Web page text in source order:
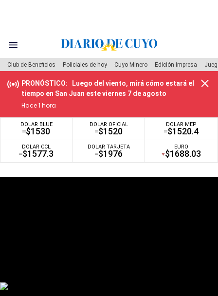
Club de Beneficios Policiales de hoy Cuyo Minero Edición impresa
PRONÓSTICO
Luego del viento, mirá cómo estará el
tiempo en San Juan este viernes 7 de agosto
Hace 1 hora
DOLAR BLUE
$1530
DOLAR OFICIAL
$1520
DOLAR MEP
$1520.4
DOLAR CCL
$1577.3
DOLAR TARJETA
$1976
EURO
$1688.03